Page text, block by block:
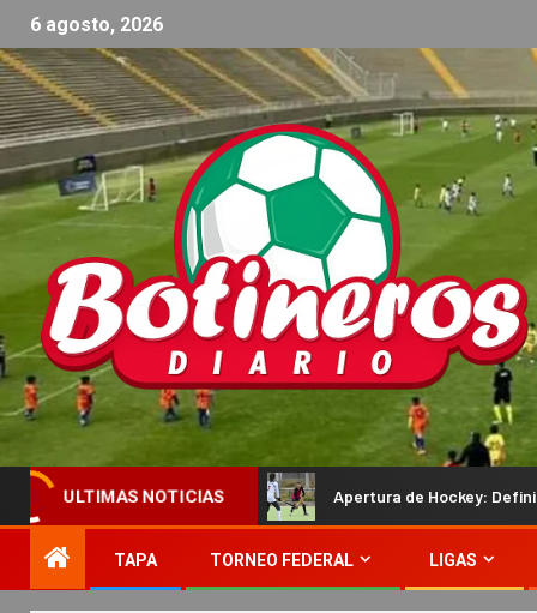
6 agosto, 2026
ULTIMAS NOTICIAS
Chayle Apertura de Hockey: Definidos los finalistas en
TAPA TORNEO FEDERAL LIGAS